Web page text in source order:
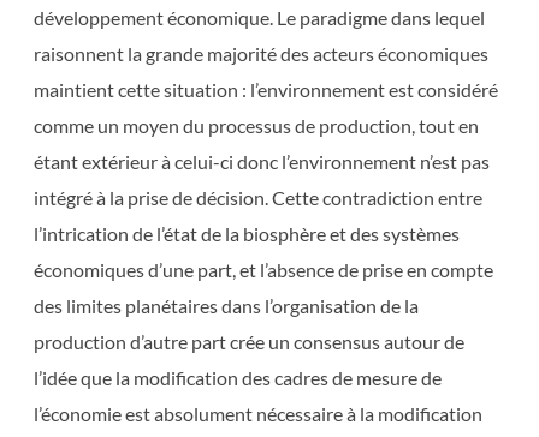
développement économique. Le paradigme dans lequel
raisonnent la grande majorité des acteurs économiques
maintient cette situation : l’environnement est considéré
comme un moyen du processus de production, tout en
étant extérieur à celui-ci donc l’environnement n’est pas
intégré à la prise de décision. Cette contradiction entre
l’intrication de l’état de la biosphère et des systèmes
économiques d’une part, et l’absence de prise en compte
des limites planétaires dans l’organisation de la
production d’autre part crée un consensus autour de
l’idée que la modification des cadres de mesure de
l’économie est absolument nécessaire à la modification